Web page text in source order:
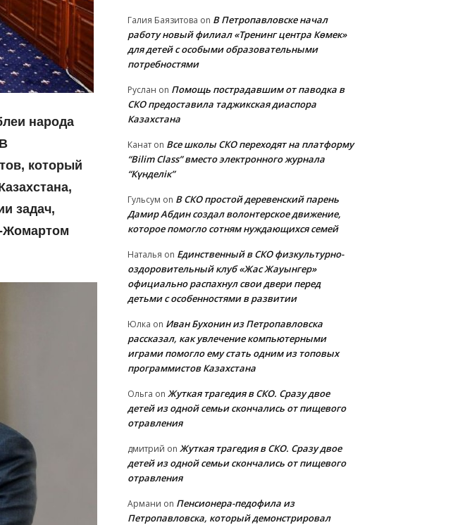
народа
который
задач,
Жомартом
Галия Баязитова on В Петропавловске начал
работу новый филиал «Тренинг центра Көмек»
для детей с особыми образовательными
потребностями
Руслан on Помощь пострадавшим от паводка в
СКО предоставила таджикская диаспора
Казахстана
Канат on Все школы СКО переходят на платформу
“Bilim Class” вместо электронного журнала
“Күнделік”
Гульсум on В СКО простой деревенский парень
Дамир Абдин создал волонтерское движение,
которое помогло сотням нуждающихся семей
Наталья on Единственный в СКО физкультурно-
оздоровительный клуб «Жас Жауынгер»
официально распахнул свои двери перед
детьми с особенностями в развитии
Юлка on Иван Бухонин из Петропавловска
рассказал, как увлечение компьютерными
играми помогло ему стать одним из топовых
программистов Казахстана
Ольга on Жуткая трагедия в СКО. Сразу двое
детей из одной семьи скончались от пищевого
отравления
дмитрий on Жуткая трагедия в СКО. Сразу двое
детей из одной семьи скончались от пищевого
отравления
Армани on Пенсионера-педофила из
Петропавловска, который демонстрировал